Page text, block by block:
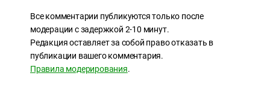
Все комментарии публикуются только после
модерации с задержкой 2-10 минут.
Редакция оставляет за собой право отказать в
публикации вашего комментария.
Правила модерирования.